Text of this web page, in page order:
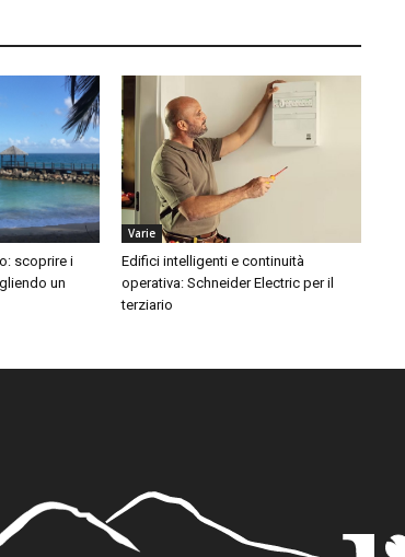
scoprire i
un
Varie
Edifici intelligenti e continuità
operativa: Schneider Electric per il
terziario